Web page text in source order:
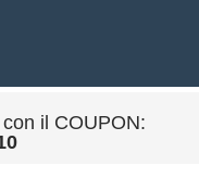
il COUPON: